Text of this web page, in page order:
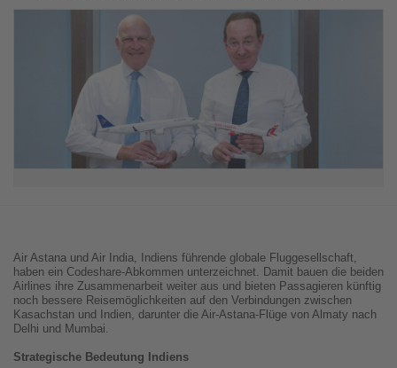
Air Astana und Air India, Indiens führende globale Fluggesellschaft,
haben ein Codeshare-Abkommen unterzeichnet. Damit bauen die beiden
Airlines ihre Zusammenarbeit weiter aus und bieten Passagieren künftig
noch bessere Reisemöglichkeiten auf den Verbindungen zwischen
Kasachstan und Indien, darunter die Air-Astana-Flüge von Almaty nach
Delhi und Mumbai.
Strategische Bedeutung Indiens